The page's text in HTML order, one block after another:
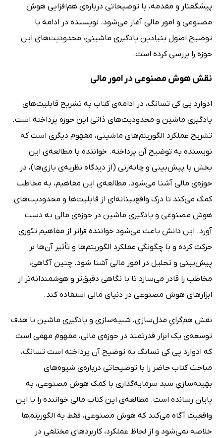
پیشگفتار و مقدمه، با توضیحاتی درباره‌ی هم‌افزایی هوش
مصنوعی و امور مالی آغاز می‌شود. نویسنده در ادامه با
توضیح اصول بنیادین یادگیری ماشینی، محدودیت‌های این
حوزه را بررسی کرده است.
نقش هوش مصنوعی در امور مالی
ادوارد پی کی تسانگ، در ادامه‌ی کتاب به تشریح قابلیت‌های
یادگیری ماشین و محدودیت‌های ذاتی این حوزه پرداخته است.
تشریح عملکرد الگوریتم‌های ماشینی، مفهوم دیگری است که
نویسنده به توضیح آن پرداخته. خواننده با مطالعه‌ی این
بخش با پیش‌بینی و چانه‌زنی (از دیدگاه نظریه‌ی بازی‌ها)، در
حوزه‌ی مالی آشنا می‌شود. مطالعه‌ی این مفاهیم، به مخاطب
کمک می‌کند تا درک واقع‌بینانه‌ای از قابلیت‌ها و محدودیت‌های
هوش مصنوعی و یادگیری ماشین در حوزه‌ی مالی به دست
آورد. این دانش باعث می‌شود خواننده فراتر از مفاهیم تئوری
حرکت کرده و با چگونگی عملکرد الگوریتم‌ها و تأثیر آن‌ها بر
پیش‌بینی و تحلیل در امور مالی آشنا شود. چنین آگاهی،
مخاطب را قادر می‌سازد تا با نگاهی دقیق‌تر و هوشمندانه‌تر از
ابزارهای هوش مصنوعی در دنیای مالی استفاده کند.
نقش هم‌گرایِ مدل‌سازی، شبیه‌سازی و یادگیری ماشین با هدف
توسعه‌ی یک ابزار قدرتمند در حوزه‌ی مالی، مفهوم مهمی است
که ادوارد پی کی تسانگ به توضیح آن پرداخته است تسانگ،
مباحث کتاب حاضر را با توضیحاتی درباره‌ی شیوه‌های
بهینه‌سازیِ سبد سرمایه‌گذاری با کمک هوش مصنوعی، به
پایان رسانده است. مطالعه‌ی این کتاب مالی خواننده را با این
واقعیت آگاه می‌کند که هوش مصنوعی، فقط به الگوریتم‌ها
خلاصه نمی‌شود و از لحاظ عملکرد، کاربردهای مختلفی در